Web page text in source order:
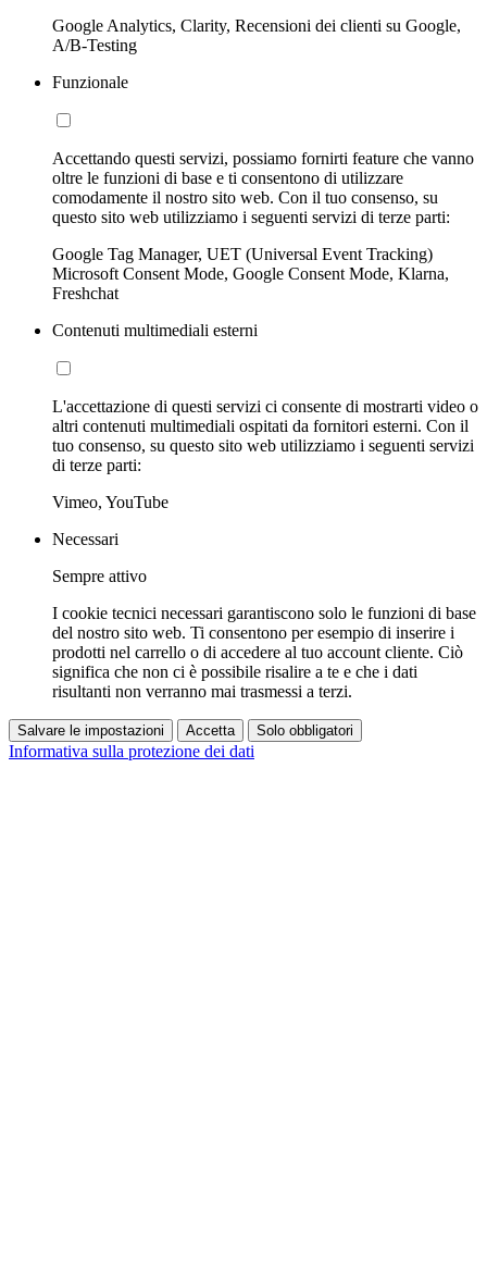
Google Analytics, Clarity, Recensioni dei clienti su Google,
A/B-Testing
Funzionale
Accettando questi servizi, possiamo fornirti feature che vanno
oltre le funzioni di base e ti consentono di utilizzare
comodamente il nostro sito web. Con il tuo consenso, su
questo sito web utilizziamo i seguenti servizi di terze parti:
Google Tag Manager, UET (Universal Event Tracking)
Microsoft Consent Mode, Google Consent Mode, Klarna,
Freshchat
Contenuti multimediali esterni
L'accettazione di questi servizi ci consente di mostrarti video o
altri contenuti multimediali ospitati da fornitori esterni. Con il
tuo consenso, su questo sito web utilizziamo i seguenti servizi
di terze parti:
Vimeo, YouTube
Necessari
Sempre attivo
I cookie tecnici necessari garantiscono solo le funzioni di base
del nostro sito web. Ti consentono per esempio di inserire i
prodotti nel carrello o di accedere al tuo account cliente. Ciò
significa che non ci è possibile risalire a te e che i dati
risultanti non verranno mai trasmessi a terzi.
Salvare le impostazioni Accetta Solo obbligatori
Informativa sulla protezione dei dati